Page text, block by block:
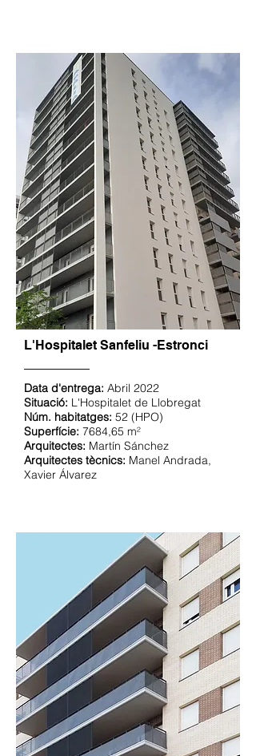
L'Hospitalet Sanfeliu -Estronci
Data d'entrega: Abril 2022
Situació: L'Hospitalet de Llobregat
Núm. habitatges: 52 (HPO)
Superfície: 7684,65 m²
Arquitectes: Martín Sánchez
Arquitectes tècnics: Manel Andrada,
Xavier Álvarez